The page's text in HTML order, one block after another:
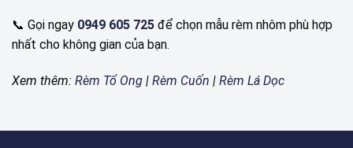
📞 Gọi ngay 0949 605 725 để chọn mẫu rèm nhôm phù hợp
nhất cho không gian của bạn.
Xem thêm: Rèm Tổ Ong | Rèm Cuốn | Rèm Lá Dọc